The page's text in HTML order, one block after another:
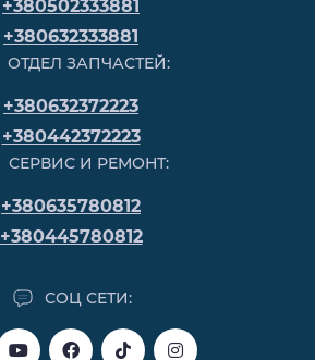
+380502333881
+380632333881
ОТДЕЛ ЗАПЧАСТЕЙ:
+380632372223
+380442372223
СЕРВИС И РЕМОНТ:
+380635780812
+380445780812
СОЦ СЕТИ: